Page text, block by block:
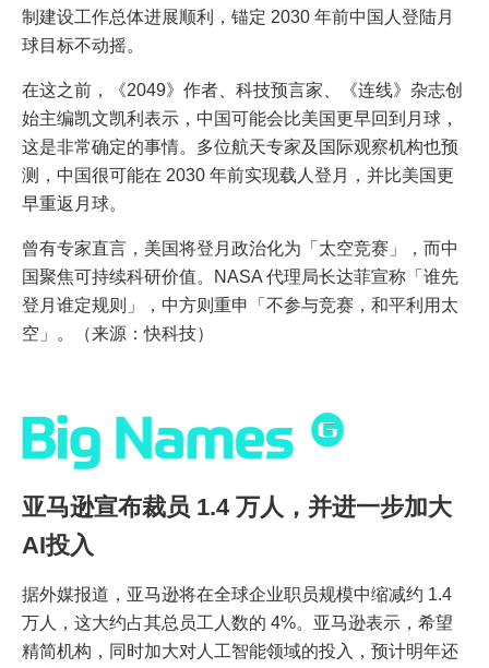
制建设工作总体进展顺利，锚定 2030 年前中国人登陆月
球目标不动摇。
在这之前，《2049》作者、科技预言家、《连线》杂志创
始主编凯文凯利表示，中国可能会比美国更早回到月球，
这是非常确定的事情。多位航天专家及国际观察机构也预
测，中国很可能在 2030 年前实现载人登月，并比美国更
早重返月球。
曾有专家直言，美国将登月政治化为「太空竞赛」，而中
国聚焦可持续科研价值。NASA 代理局长达菲宣称「谁先
登月谁定规则」，中方则重申「不参与竞赛，和平利用太
空」。（来源：快科技）
亚马逊宣布裁员 1.4 万人，并进一步加大
AI投入
据外媒报道，亚马逊将在全球企业职员规模中缩减约 1.4
万人，这大约占其总员工人数的 4%。亚马逊表示，希望
精简机构，同时加大对人工智能领域的投入，预计明年还